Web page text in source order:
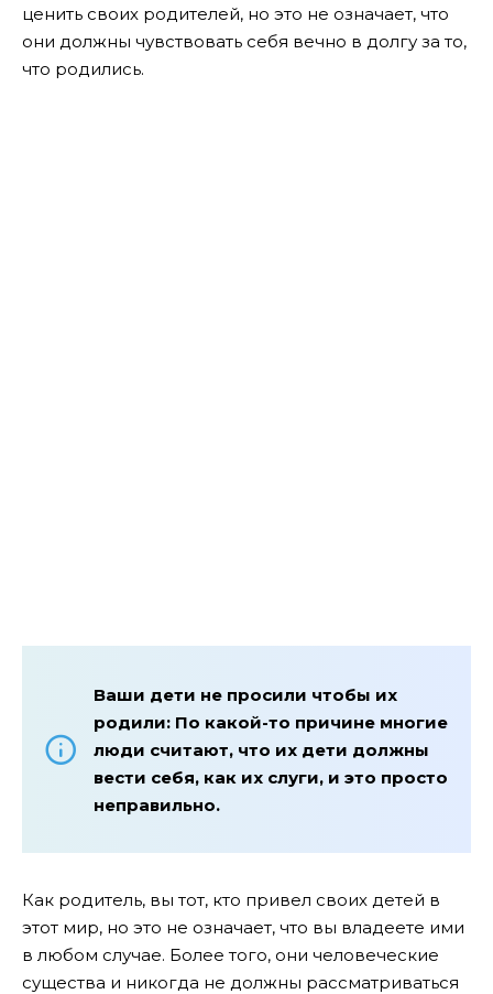
ценить своих родителей, но это не означает, что
они должны чувствовать себя вечно в долгу за то,
что родились.
Ваши дети не просили чтобы их
родили: По какой-то причине многие
люди считают, что их дети должны
вести себя, как их слуги, и это просто
неправильно.
Как родитель, вы тот, кто привел своих детей в
этот мир, но это не означает, что вы владеете ими
в любом случае. Более того, они человеческие
существа и никогда не должны рассматриваться